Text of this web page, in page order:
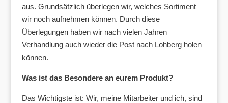
aus. Grundsätzlich überlegen wir, welches Sortiment
wir noch aufnehmen können. Durch diese
Überlegungen haben wir nach vielen Jahren
Verhandlung auch wieder die Post nach Lohberg holen
können.
Was ist das Besondere an eurem Produkt?
Das Wichtigste ist: Wir, meine Mitarbeiter und ich, sind